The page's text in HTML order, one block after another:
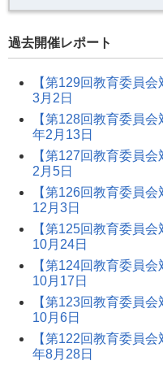
過去開催レポート
【第129回教育委員
3月2日
【第128回教育委員
年2月13日
【第127回教育委員
2月5日
【第126回教育委員
12月3日
【第125回教育委員
10月24日
【第124回教育委員
10月17日
【第123回教育委員
10月6日
【第122回教育委員
年8月28日